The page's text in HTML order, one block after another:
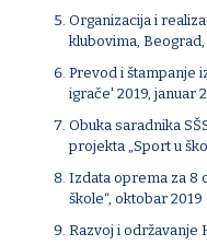
Organizacija i
klubovima,
Prevod i štampanje
igrače' 2019, januar
Obuka saradnika
projekta „Sport u
Izdata oprema za 8
škole“, oktobar 2019
Razvoj i održavanje